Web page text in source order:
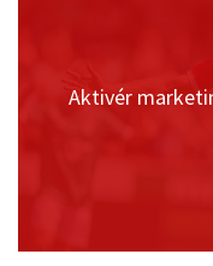
Aktivér